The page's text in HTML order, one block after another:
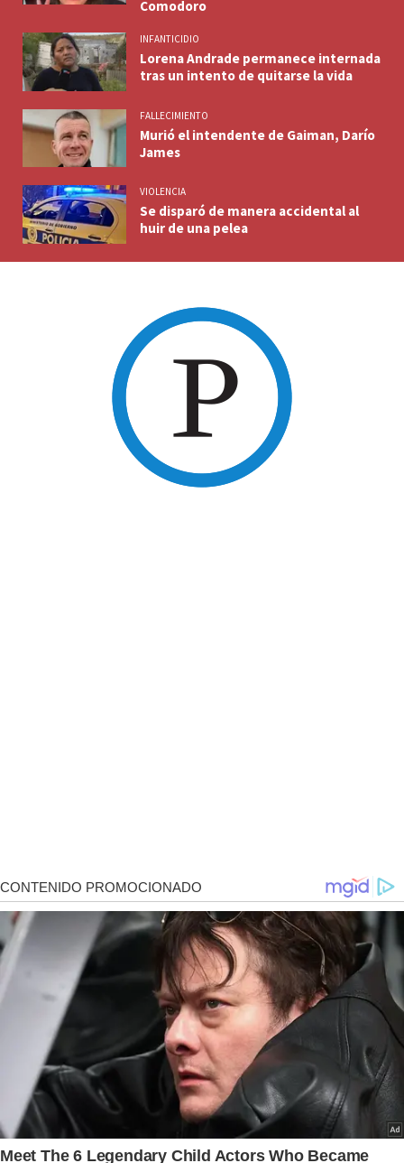
Comodoro
INFANTICIDIO
Lorena Andrade permanece internada
tras un intento de quitarse la vida
FALLECIMIENTO
Murió el intendente de Gaiman, Darío
James
VIOLENCIA
Se disparó de manera accidental al
huir de una pelea